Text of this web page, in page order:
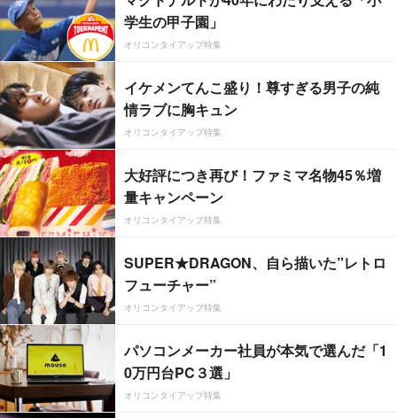
学生の甲子園」
オリコンタイアップ特集
イケメンてんこ盛り！尊すぎる男子の純
情ラブに胸キュン
オリコンタイアップ特集
大好評につき再び！ファミマ名物45％増
量キャンペーン
オリコンタイアップ特集
SUPER★DRAGON、自ら描いた”レトロ
フューチャー”
オリコンタイアップ特集
パソコンメーカー社員が本気で選んだ「1
0万円台PC３選」
オリコンタイアップ特集